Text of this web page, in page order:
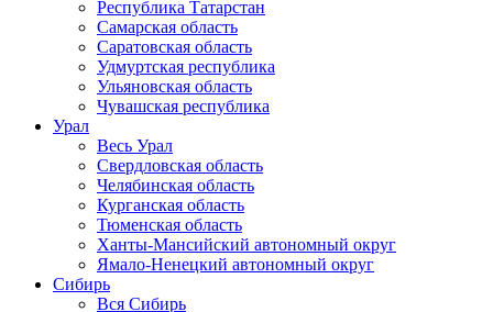
Республика Татарстан
Самарская область
Саратовская область
Удмуртская республика
Ульяновская область
Чувашская республика
Урал
Весь Урал
Свердловская область
Челябинская область
Курганская область
Тюменская область
Ханты-Мансийский автономный округ
Ямало-Ненецкий автономный округ
Сибирь
Вся Сибирь